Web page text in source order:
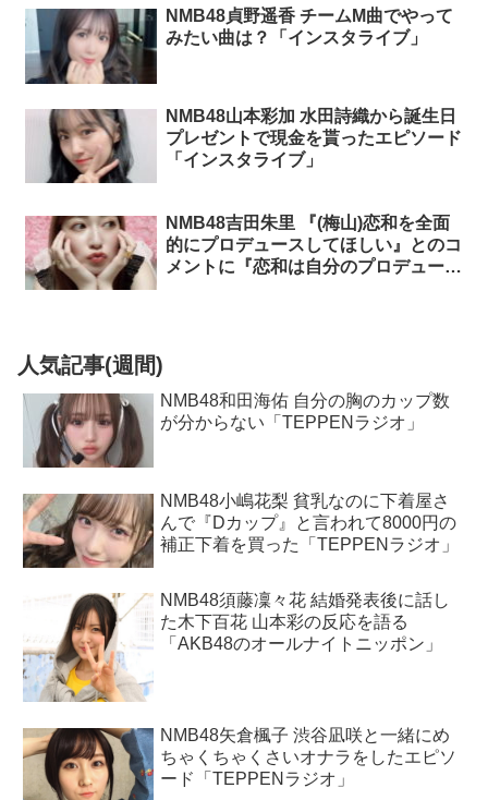
NMB48貞野遥香 チームM曲でやって
みたい曲は？「インスタライブ」
NMB48山本彩加 水田詩織から誕生日
プレゼントで現金を貰ったエピソード
「インスタライブ」
NMB48吉田朱里 『(梅山)恋和を全面
的にプロデュースしてほしい』とのコ
メントに『恋和は自分のプロデュース
人気記事(週間)
NMB48和田海佑 自分の胸のカップ数
が分からない「TEPPENラジオ」
NMB48小嶋花梨 貧乳なのに下着屋さ
んで『Dカップ』と言われて8000円の
補正下着を買った「TEPPENラジオ」
NMB48須藤凜々花 結婚発表後に話し
た木下百花 山本彩の反応を語る
「AKB48のオールナイトニッポン」
NMB48矢倉楓子 渋谷凪咲と一緒にめ
ちゃくちゃくさいオナラをしたエピソ
ード「TEPPENラジオ」